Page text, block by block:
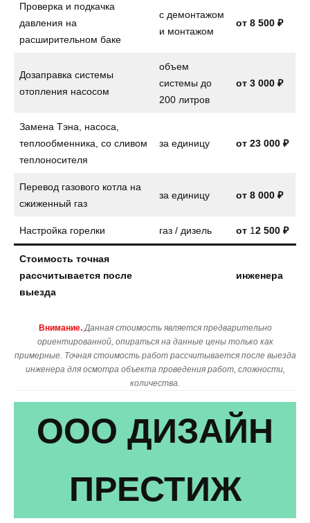
Проверка и подкачка
давления на
расширительном баке
с демонтажом
и монтажом
от 8 500 ₽
Дозаправка системы
отопления насосом
объем
системы до
200 литров
от 3 000 ₽
Замена Тэна, насоса,
теплообменника, со сливом
теплоносителя
за единицу от 23 000 ₽
Перевод газового котла на
сжиженный газ
за единицу от 8 000 ₽
Настройка горелки газ / дизель от 12 500 ₽
Стоимость точная
рассчитывается после
выезда
инженера
Внимание. Данная стоимость является предварительно
ориентированной, опираться на данные цены только как
примерные. Точная стоимость работ рассчитывается после выезда
инженера для осмотра объекта проведения работ, сложности,
количества.
ООО ДИЗАЙН
ПРЕСТИЖ